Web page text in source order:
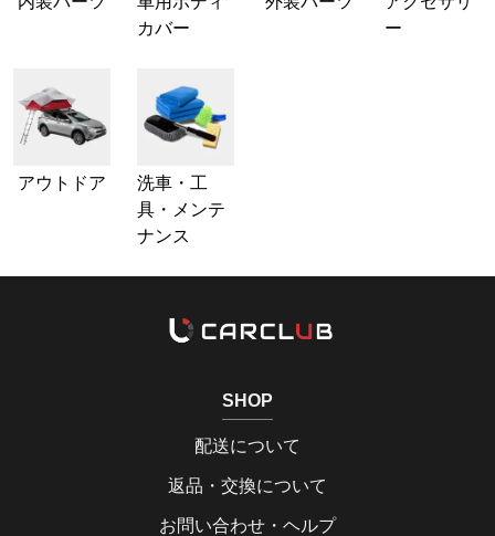
カバー
ー
アウトドア
洗車・工
具・メンテ
ナンス
SHOP
配送について
返品・交換について
お問い合わせ・ヘルプ